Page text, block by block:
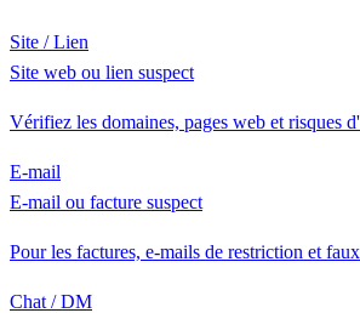
Site / Lien
Site web ou lien suspect
Vérifiez les domaines, pages web et risques
E-mail
E-mail ou facture suspect
Pour les factures, e-mails de restriction et faux
Chat / DM